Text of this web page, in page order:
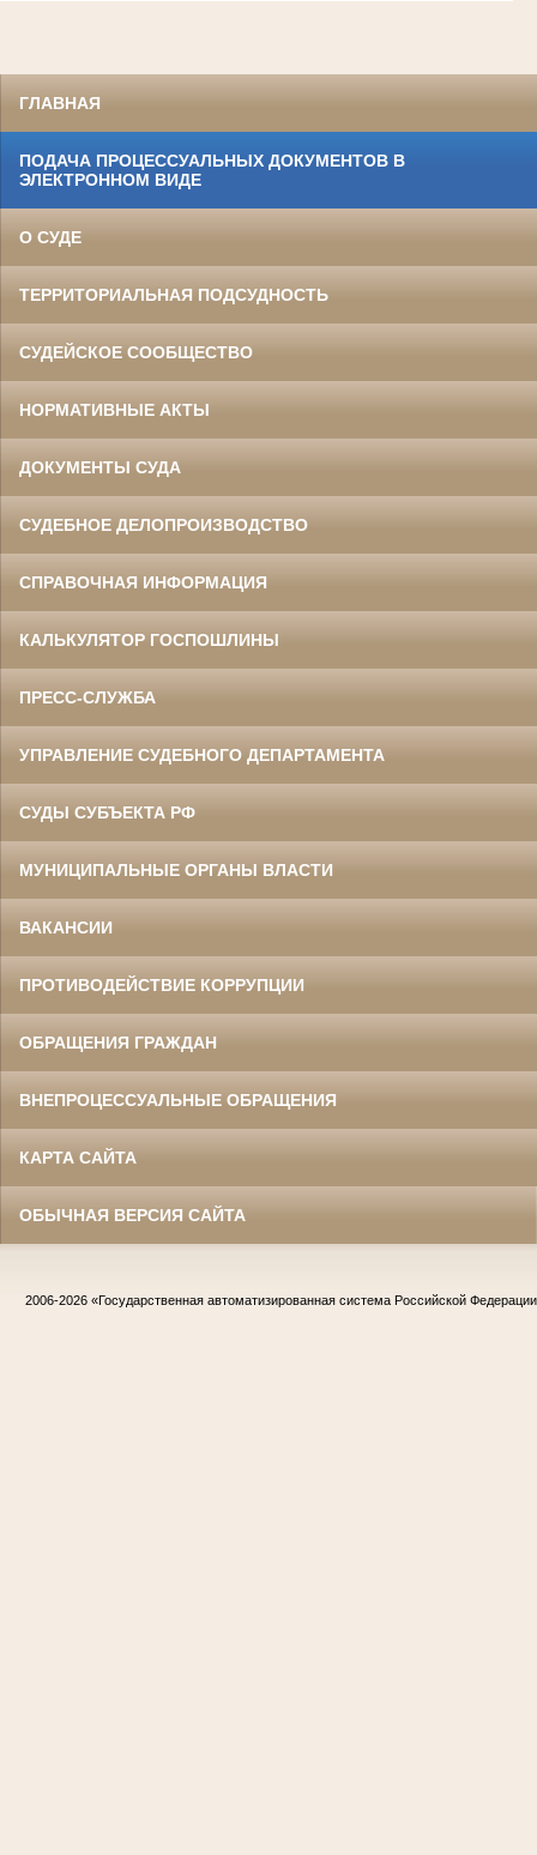
ГЛАВНАЯ
ПОДАЧА ПРОЦЕССУАЛЬНЫХ ДОКУМЕНТОВ В
ЭЛЕКТРОННОМ ВИДЕ
О СУДЕ
ТЕРРИТОРИАЛЬНАЯ ПОДСУДНОСТЬ
СУДЕЙСКОЕ СООБЩЕСТВО
НОРМАТИВНЫЕ АКТЫ
ДОКУМЕНТЫ СУДА
СУДЕБНОЕ ДЕЛОПРОИЗВОДСТВО
СПРАВОЧНАЯ ИНФОРМАЦИЯ
КАЛЬКУЛЯТОР ГОСПОШЛИНЫ
ПРЕСС-СЛУЖБА
УПРАВЛЕНИЕ СУДЕБНОГО ДЕПАРТАМЕНТА
СУДЫ СУБЪЕКТА РФ
МУНИЦИПАЛЬНЫЕ ОРГАНЫ ВЛАСТИ
ВАКАНСИИ
ПРОТИВОДЕЙСТВИЕ КОРРУПЦИИ
ОБРАЩЕНИЯ ГРАЖДАН
ВНЕПРОЦЕССУАЛЬНЫЕ ОБРАЩЕНИЯ
КАРТА САЙТА
ОБЫЧНАЯ ВЕРСИЯ САЙТА
2006-2026 «Государственная автоматизированная система Российской